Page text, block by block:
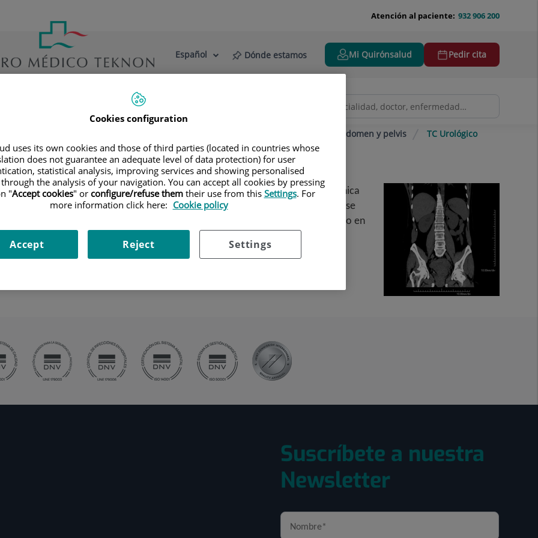
932 906 200
Atención al paciente:
Selector
de
Idioma
Activo
Español Dónde estamos Mi Quirónsalud Pedir cita
Blog
Abdomen y pelvis TC Urológico
bi y tridimensionales del riñón y del sistema urinario de alta definición anatómica
Está especialmente indicado en aquellos pacientes en los que se
de repetición, etc. El estudio se realiza sin emplear contraste yodado (solo en
con contraste yodado).
Suscríbete a nuestra
Newsletter
Cookies configuration
uses its own cookies and those of third parties (located in countries whose
does not guarantee an adequate level of data protection) for user
statistical analysis, improving services and showing personalised
the analysis of your navigation. You can accept all cookies by pressing
"Accept cookies" or configure/refuse themtheir use from this Settings. For
more information click here: Cookie policy
Settings
Reject
Accept